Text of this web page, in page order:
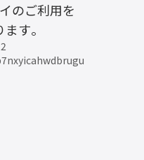
のご利用を
す。